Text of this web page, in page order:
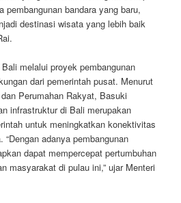
pembangunan bandara yang baru,
destinasi wisata yang lebih baik
melalui proyek pembangunan
dari pemerintah pusat. Menurut
Perumahan Rakyat, Basuki
infrastruktur di Bali merupakan
untuk meningkatkan konektivitas
adanya pembangunan
dapat mempercepat pertumbuhan
masyarakat di pulau ini,” ujar Menteri